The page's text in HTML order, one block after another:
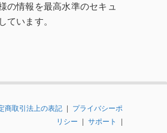
の情報を最高水準のセキュ
ています。
商取引法上の表記 |
プライバシーポ
リシー
| サポート |